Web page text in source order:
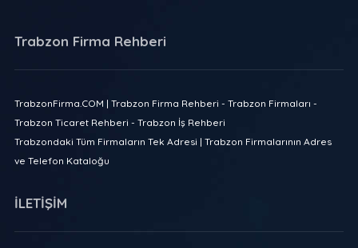
Trabzon Firma Rehberi
TrabzonFirma.COM | Trabzon Firma Rehberi - Trabzon Firmaları -
Trabzon Ticaret Rehberi - Trabzon İş Rehberi
Trabzondaki Tüm Firmaların Tek Adresi | Trabzon Firmalarının Adres
ve Telefon Kataloğu
İLETİŞİM